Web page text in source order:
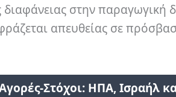
στην παραγωγική
απευθείας σε
Στόχοι: ΗΠΑ, Ισραήλ